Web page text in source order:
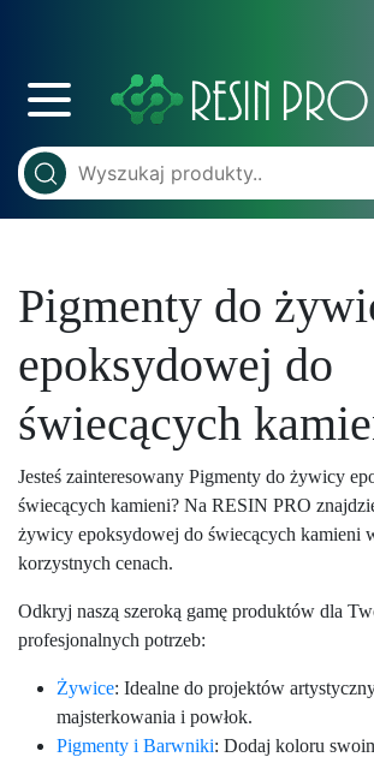
Pigmenty do
epoksydowej do
świecących
Jesteś zainteresowany Pigmenty do żywicy
świecących kamieni? Na RESIN PRO
żywicy epoksydowej do świecących kamieni
korzystnych cenach.
Odkryj naszą szeroką gamę produktów dla
profesjonalnych potrzeb:
Żywice: Idealne do projektów
majsterkowania i powłok.
Pigmenty i Barwniki: Dodaj koloru